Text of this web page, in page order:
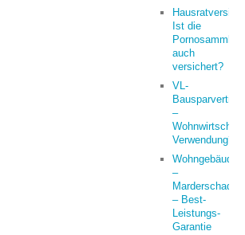
Ist die
auch
versichert?
VL-
Bausparvertrag
–
Verwendung?
Wohngebäude
–
Marderschaden
– Best-
Leistungs-
Garantie